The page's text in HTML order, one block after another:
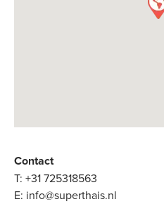
Contact
T: +31 725318563
E: info@superthais.nl